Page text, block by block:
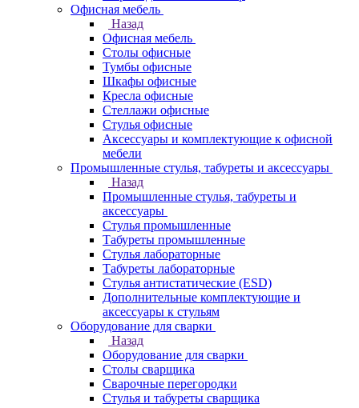
Офисная мебель
Назад
Офисная мебель
Столы офисные
Тумбы офисные
Шкафы офисные
Кресла офисные
Стеллажи офисные
Стулья офисные
Аксессуары и комплектующие к офисной
мебели
Промышленные стулья, табуреты и аксессуары
Назад
Промышленные стулья, табуреты и
аксессуары
Стулья промышленные
Табуреты промышленные
Стулья лабораторные
Табуреты лабораторные
Стулья антистатические (ESD)
Дополнительные комплектующие и
аксессуары к стульям
Оборудование для сварки
Назад
Оборудование для сварки
Столы сварщика
Сварочные перегородки
Стулья и табуреты сварщика